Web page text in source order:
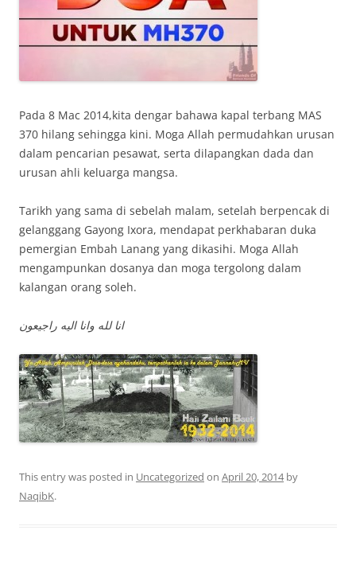
Pada 8 Mac 2014,kita dengar bahawa kapal terbang MAS
370 hilang sehingga kini. Moga Allah permudahkan urusan
dalam pencarian pesawat, serta dilapangkan dada dan
urusan ahli keluarga mangsa.
Tarikh yang sama di sebelah malam, setelah berpencak di
gelanggang Gayong Ixora, mendapat perkhabaran duka
pemergian Embah Lanang yang dikasihi. Moga Allah
mengampunkan dosanya dan moga tergolong dalam
kalangan orang soleh.
انا لله وانا اليه راجيعون
This entry was posted in Uncategorized on April 20, 2014by
NaqibK.